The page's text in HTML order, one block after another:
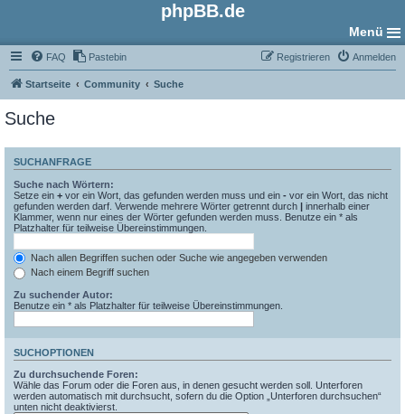
phpBB.de
Menü
FAQ Pastebin Anmelden
Registrieren
Startseite Community Suche
Suche
SUCHANFRAGE
Suche nach Wörtern:
Setze ein + vor ein Wort, das gefunden werden muss und ein - vor ein Wort, das nicht
gefunden werden darf. Verwende mehrere Wörter getrennt durch | innerhalb einer
Klammer, wenn nur eines der Wörter gefunden werden muss. Benutze ein * als
Platzhalter für teilweise Übereinstimmungen.
Nach allen Begriffen suchen oder Suche wie angegeben verwenden
Nach einem Begriff suchen
Zu suchender Autor:
Benutze ein * als Platzhalter für teilweise Übereinstimmungen.
SUCHOPTIONEN
Zu durchsuchende Foren:
Wähle das Forum oder die Foren aus, in denen gesucht werden soll. Unterforen
werden automatisch mit durchsucht, sofern du die Option „Unterforen durchsuchen“
unten nicht deaktivierst.